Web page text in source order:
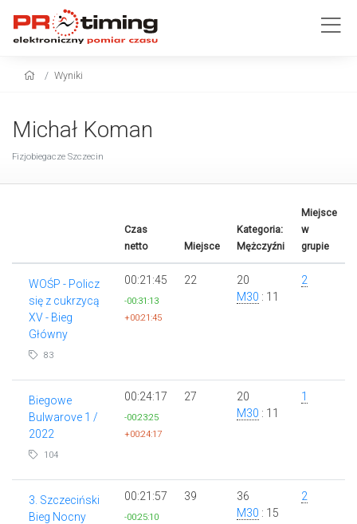
Wyniki
Michał Koman
Fizjobiegacze Szczecin
Czas
netto
Miejsce
Kategoria:
Mężczyźni
Miejsce
w
grupie
WOŚP - Policz
się z cukrzycą
XV - Bieg
Główny
83
00:21:45
-00:31:13
+00:21:45
22
20
M30 : 11
2
Biegowe
Bulwarove 1 /
2022
104
00:24:17
-00:23:25
+00:24:17
27
20
M30 : 11
1
3. Szczeciński
Bieg Nocny
00:21:57
-00:25:10
39
36
M30 : 15
2